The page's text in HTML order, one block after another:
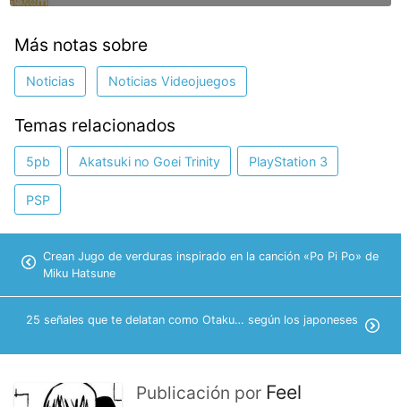
Más notas sobre
Noticias Noticias Videojuegos
Temas relacionados
5pb Akatsuki no Goei Trinity PlayStation 3
PSP
Crean Jugo de verduras inspirado en la canción «Po Pi Po» de
Miku Hatsune
25 señales que te delatan como Otaku… según los japoneses
Publicación por Feel